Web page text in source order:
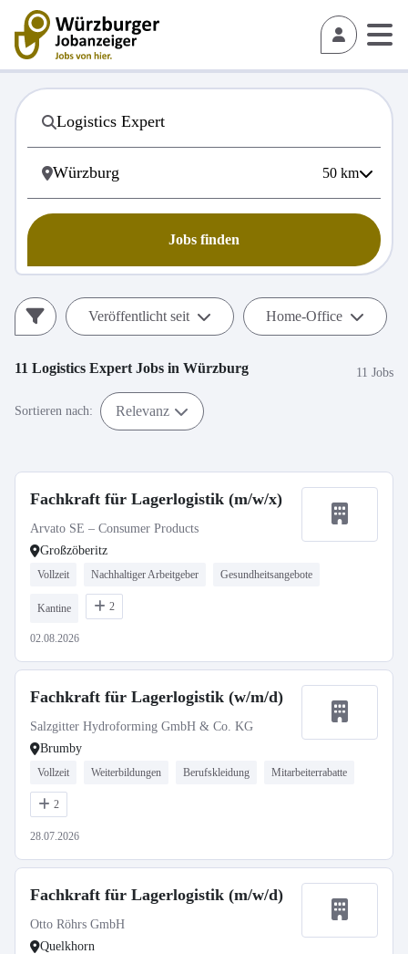
50 km
Jobs finden
Veröffentlicht seit Home-Office
11 Logistics Expert Jobs in Würzburg 11 Jobs
Sortieren nach: Relevanz
Fachkraft für Lagerlogistik (m/w/x)
Arvato SE – Consumer Products
Großzöberitz
Vollzeit Nachhaltiger Arbeitgeber Gesundheitsangebote
Kantine 2
02.08.2026
Fachkraft für Lagerlogistik (w/m/d)
Salzgitter Hydroforming GmbH & Co. KG
Brumby
Vollzeit Weiterbildungen Berufskleidung Mitarbeiterrabatte
2
28.07.2026
Fachkraft für Lagerlogistik (m/w/d)
Otto Röhrs GmbH
Quelkhorn